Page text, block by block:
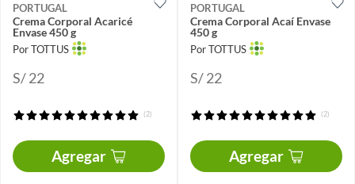
PORTUGAL
Crema Corporal Acaricé
Envase 450 g
Por TOTTUS
S/ 22
(2)
Agregar
PORTUGAL
Crema Corporal Acaí Envase
450 g
Por TOTTUS
S/ 22
(2)
Agregar